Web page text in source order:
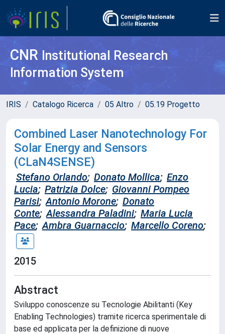
CNR Institutional Research
Information System
IRIS Catalogo Ricerca 05 Altro 05.19 Progetto
Combined Laser Nanotechnology For
Solar Energy and Sensors
(CLaN4SENSE)
Stefano Orlando; Donato Mollica; Enzo
Lucia; Patrizia Dolce; Giovanni Pompeo
Parisi; Antonio Morone; Donato
Conte; Alessandra Paladini; Maria Lucia
Pace; Ambra Guarnaccio; Marcello Coreno;
2015
Abstract
Sviluppo conoscenze su Tecnologie Abilitanti (Key
Enabling Technologies) tramite ricerca sperimentale di
base ed applicata per la definizione di nuove